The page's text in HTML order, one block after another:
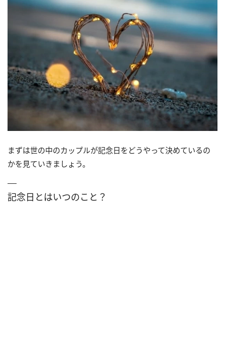
まずは世の中のカップルが記念日をどうやって決めているの
かを見ていきましょう。
記念日とはいつのこと？